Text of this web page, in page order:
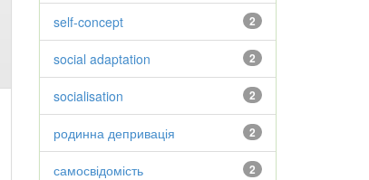
2
self-concept
2
social adaptation
2
socialisation
2
родинна депривація
2
самосвідомість